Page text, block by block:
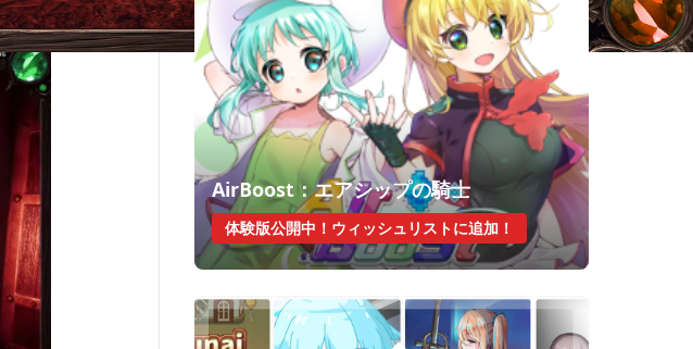
AirBoost：エアシップの騎士
体験版公開中！ウィッシュリストに追加！